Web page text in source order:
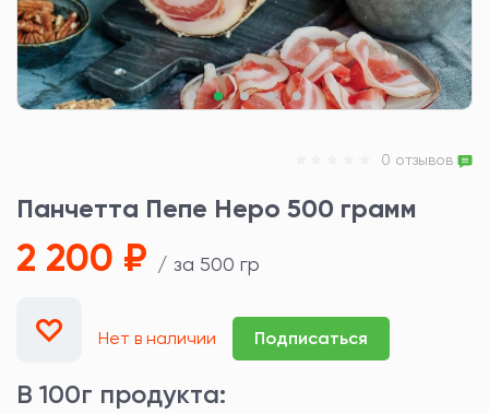
0 отзывов
Панчетта Пепе Неро 500 грамм
2 200 ₽ / за 500 гр
Нет в наличии Подписаться
В 100г продукта: